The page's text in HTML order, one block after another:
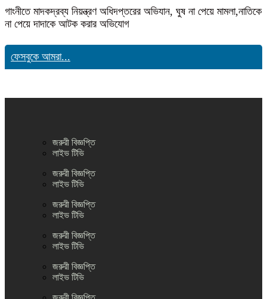
গাংনীতে মাদকদ্রব্য নিয়ন্ত্রণ অধিদপ্তরের অভিযান, ঘুষ না পেয়ে মামলা,নাতিকে
না পেয়ে দাদাকে আটক করার অভিযোগ
ফেসবুকে আমরা...
জরুরী বিজ্ঞপ্তি
লাইভ টিভি
জরুরী বিজ্ঞপ্তি
লাইভ টিভি
জরুরী বিজ্ঞপ্তি
লাইভ টিভি
জরুরী বিজ্ঞপ্তি
লাইভ টিভি
জরুরী বিজ্ঞপ্তি
লাইভ টিভি